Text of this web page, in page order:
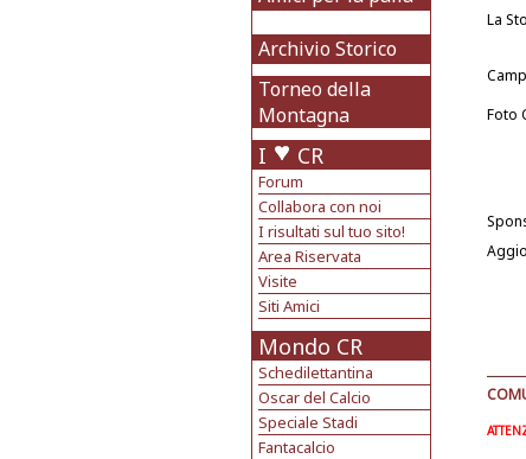
Archivio Storico
Torneo della
Montagna
I CR
Forum
Collabora con noi
I risultati sul tuo sito!
Area Riservata
Visite
Siti Amici
Mondo CR
Schedilettantina
Oscar del Calcio
Speciale Stadi
Fantacalcio
La
Foto